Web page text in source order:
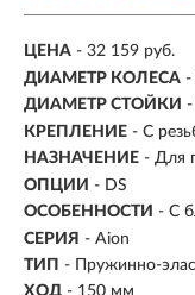
ЦЕНА - 32 159 руб.
ДИАМЕТР КОЛЕСА -
ДИАМЕТР СТОЙКИ -
КРЕПЛЕНИЕ - С
НАЗНАЧЕНИЕ - Для
ОПЦИИ - DS
ОСОБЕННОСТИ - С
СЕРИЯ - Aion
ТИП - Пружинно-